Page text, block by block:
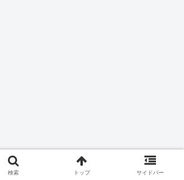
検索 トップ サイドバー